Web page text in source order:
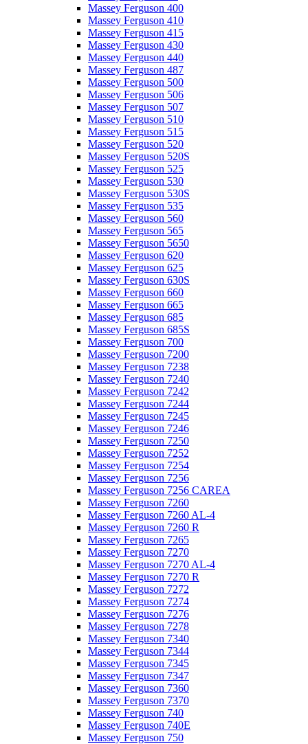
Massey Ferguson 400
Massey Ferguson 410
Massey Ferguson 415
Massey Ferguson 430
Massey Ferguson 440
Massey Ferguson 487
Massey Ferguson 500
Massey Ferguson 506
Massey Ferguson 507
Massey Ferguson 510
Massey Ferguson 515
Massey Ferguson 520
Massey Ferguson 520S
Massey Ferguson 525
Massey Ferguson 530
Massey Ferguson 530S
Massey Ferguson 535
Massey Ferguson 560
Massey Ferguson 565
Massey Ferguson 5650
Massey Ferguson 620
Massey Ferguson 625
Massey Ferguson 630S
Massey Ferguson 660
Massey Ferguson 665
Massey Ferguson 685
Massey Ferguson 685S
Massey Ferguson 700
Massey Ferguson 7200
Massey Ferguson 7238
Massey Ferguson 7240
Massey Ferguson 7242
Massey Ferguson 7244
Massey Ferguson 7245
Massey Ferguson 7246
Massey Ferguson 7250
Massey Ferguson 7252
Massey Ferguson 7254
Massey Ferguson 7256
Massey Ferguson 7256 CAREA
Massey Ferguson 7260
Massey Ferguson 7260 AL-4
Massey Ferguson 7260 R
Massey Ferguson 7265
Massey Ferguson 7270
Massey Ferguson 7270 AL-4
Massey Ferguson 7270 R
Massey Ferguson 7272
Massey Ferguson 7274
Massey Ferguson 7276
Massey Ferguson 7278
Massey Ferguson 7340
Massey Ferguson 7344
Massey Ferguson 7345
Massey Ferguson 7347
Massey Ferguson 7360
Massey Ferguson 7370
Massey Ferguson 740
Massey Ferguson 740E
Massey Ferguson 750